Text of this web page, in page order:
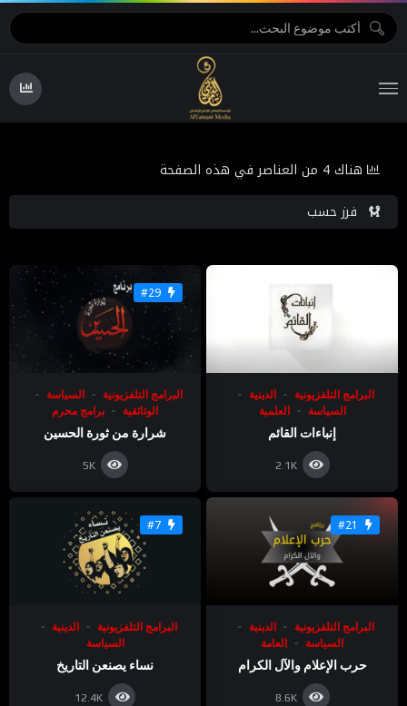
فرز حسب
هناك 4 من العناصر في هذه الصفحة
البرامج التلفزيونية
الدينية
السياسة
العلمية
إنباءات القائم
2.1K
#29
البرامج التلفزيونية
السياسة
الوثائقية
برامج محرم
شرارة من ثورة الحسين
5K
#21
البرامج التلفزيونية
الدينية
السياسة
العامة
حرب الإعلام والآل الكرام
8.6K
#7
البرامج التلفزيونية
الدينية
السياسة
نساء يصنعن التاريخ
12.4K